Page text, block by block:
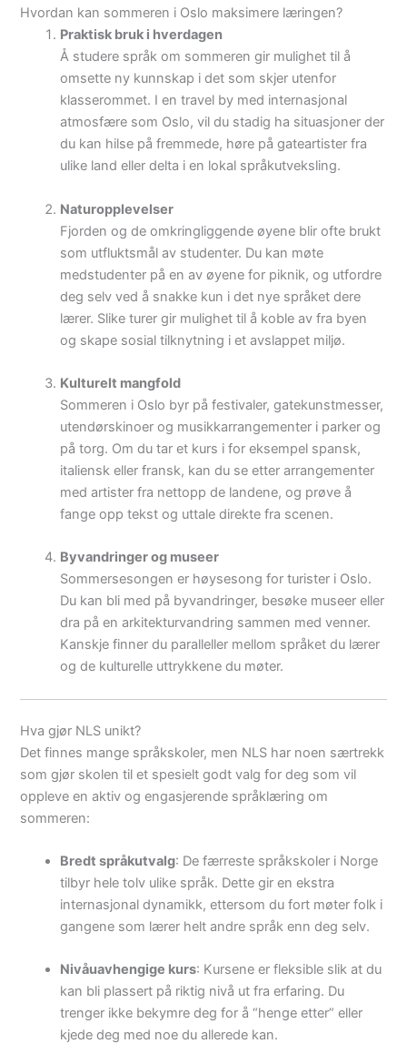
Hvordan kan sommeren i Oslo maksimere læringen?
Praktisk bruk i hverdagen
Å studere språk om sommeren gir mulighet til å
omsette ny kunnskap i det som skjer utenfor
klasserommet. I en travel by med internasjonal
atmosfære som Oslo, vil du stadig ha situasjoner der
du kan hilse på fremmede, høre på gateartister fra
ulike land eller delta i en lokal språkutveksling.
Naturopplevelser
Fjorden og de omkringliggende øyene blir ofte brukt
som utfluktsmål av studenter. Du kan møte
medstudenter på en av øyene for piknik, og utfordre
deg selv ved å snakke kun i det nye språket dere
lærer. Slike turer gir mulighet til å koble av fra byen
og skape sosial tilknytning i et avslappet miljø.
Kulturelt mangfold
Sommeren i Oslo byr på festivaler, gatekunstmesser,
utendørskinoer og musikkarrangementer i parker og
på torg. Om du tar et kurs i for eksempel spansk,
italiensk eller fransk, kan du se etter arrangementer
med artister fra nettopp de landene, og prøve å
fange opp tekst og uttale direkte fra scenen.
Byvandringer og museer
Sommersesongen er høysesong for turister i Oslo.
Du kan bli med på byvandringer, besøke museer eller
dra på en arkitekturvandring sammen med venner.
Kanskje finner du paralleller mellom språket du lærer
og de kulturelle uttrykkene du møter.
Hva gjør NLS unikt?
Det finnes mange språkskoler, men NLS har noen særtrekk
som gjør skolen til et spesielt godt valg for deg som vil
oppleve en aktiv og engasjerende språklæring om
sommeren:
Bredt språkutvalg: De færreste språkskoler i Norge
tilbyr hele tolv ulike språk. Dette gir en ekstra
internasjonal dynamikk, ettersom du fort møter folk i
gangene som lærer helt andre språk enn deg selv.
Nivåuavhengige kurs: Kursene er fleksible slik at du
kan bli plassert på riktig nivå ut fra erfaring. Du
trenger ikke bekymre deg for å “henge etter” eller
kjede deg med noe du allerede kan.